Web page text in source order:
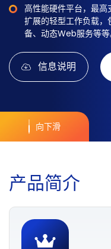
高性能硬件平台，最
扩展的轻型工作负载
备、动态Web服务等等
信息说明
向下滑
产品简介